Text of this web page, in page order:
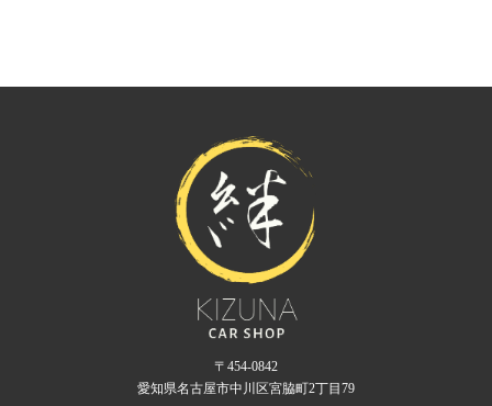
〒454-0842
愛知県名古屋市中川区宮脇町2丁目79